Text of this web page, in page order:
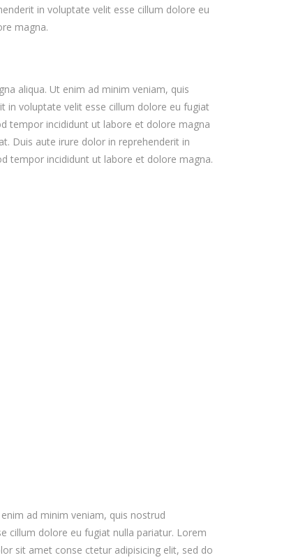
in voluptate velit esse cillum dolore eu
magna.
aliqua. Ut enim ad minim veniam, quis
in voluptate velit esse cillum dolore eu fugiat
tempor incididunt ut labore et dolore magna
Duis aute irure dolor in reprehenderit in
tempor incididunt ut labore et dolore magna.
ad minim veniam, quis nostrud
cillum dolore eu fugiat nulla pariatur. Lorem
sit amet conse ctetur adipisicing elit, sed do